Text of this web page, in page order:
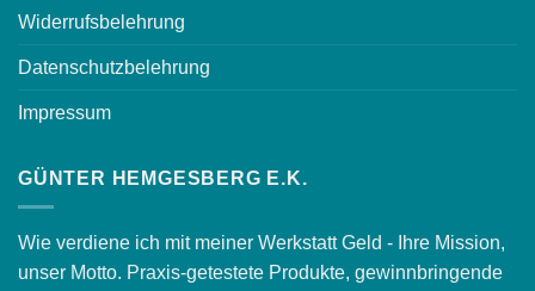
Widerrufsbelehrung
Datenschutzbelehrung
Impressum
GÜNTER HEMGESBERG E.K.
Wie verdiene ich mit meiner Werkstatt Geld - Ihre Mission,
unser Motto. Praxis-getestete Produkte, gewinnbringende